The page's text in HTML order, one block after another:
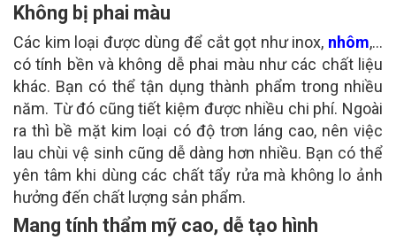
Không bị phai màu
Các kim loại được dùng để cắt gọt như inox, nhôm,…
có tính bền và không dễ phai màu như các chất liệu
khác. Bạn có thể tận dụng thành phẩm trong nhiều
năm. Từ đó cũng tiết kiệm được nhiều chi phí. Ngoài
ra thì bề mặt kim loại có độ trơn láng cao, nên việc
lau chùi vệ sinh cũng dễ dàng hơn nhiều. Bạn có thể
yên tâm khi dùng các chất tẩy rửa mà không lo ảnh
hưởng đến chất lượng sản phẩm.
Mang tính thẩm mỹ cao, dễ tạo hình